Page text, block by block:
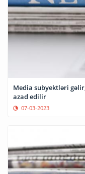
Media subyektləri
azad edilir
07-03-2023